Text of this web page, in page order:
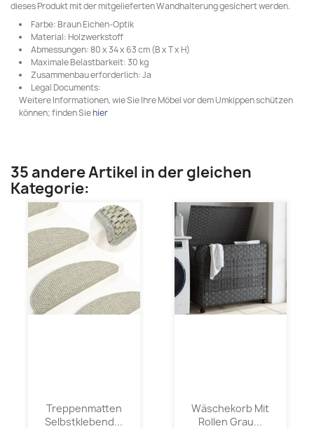
dieses Produkt mit der mitgelieferten Wandhalterung gesichert werden.
Farbe: Braun Eichen-Optik
Material: Holzwerkstoff
Abmessungen: 80 x 34 x 63 cm (B x T x H)
Maximale Belastbarkeit: 30 kg
Zusammenbau erforderlich: Ja
Legal Documents:
Weitere Informationen, wie Sie Ihre Möbel vor dem Umkippen schützen
können; finden Siehier
35 andere Artikel in der gleichen
Kategorie:
Treppenmatten
Selbstklebend...
Wäschekorb Mit
Rollen Grau...